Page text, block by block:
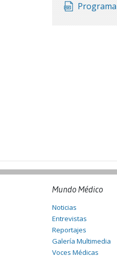
Programa
Mundo Médico
Noticias
Entrevistas
Reportajes
Galería Multimedia
Voces Médicas